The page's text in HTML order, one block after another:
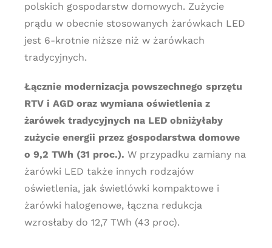
polskich gospodarstw domowych. Zużycie
prądu w obecnie stosowanych żarówkach LED
jest 6-krotnie niższe niż w żarówkach
tradycyjnych.
Łącznie modernizacja powszechnego sprzętu
RTV i AGD oraz wymiana oświetlenia z
żarówek tradycyjnych na LED obniżyłaby
zużycie energii przez gospodarstwa domowe
o 9,2 TWh (31 proc.). W przypadku zamiany na
żarówki LED także innych rodzajów
oświetlenia, jak świetlówki kompaktowe i
żarówki halogenowe, łączna redukcja
wzrosłaby do 12,7 TWh (43 proc).